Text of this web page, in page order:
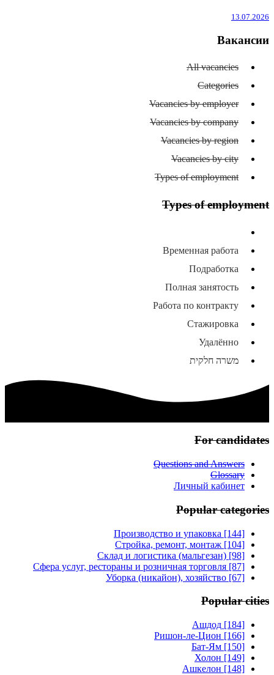
13.07.2026
Вакансии
All vacancies
Categories
Vacancies by employer
Vacancies by company
Vacancies by region
Vacancies by city
Types of employment
Types of employment
Временная работа
Подработка
Полная занятость
Работа по контракту
Стажировка
Удалённо
משרה חלקית
For candidates
Questions and Answers
Glossary
Личный кабинет
Popular categories
Производство и упаковка [144]
Стройка, ремонт, монтаж [104]
Склад и логистика (мальгезан) [98]
Сфера услуг, рестораны и розничная торговля [87]
Уборка (никайон), хозяйство [67]
Popular cities
Ашдод [184]
Ришон-ле-Цион [166]
Бат-Ям [150]
Холон [149]
Ашкелон [148]